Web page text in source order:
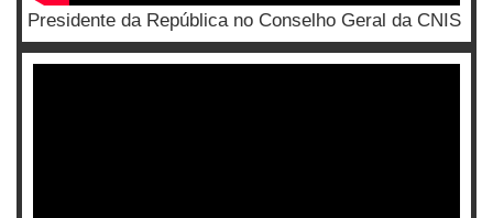
Presidente da República no Conselho Geral da CNIS